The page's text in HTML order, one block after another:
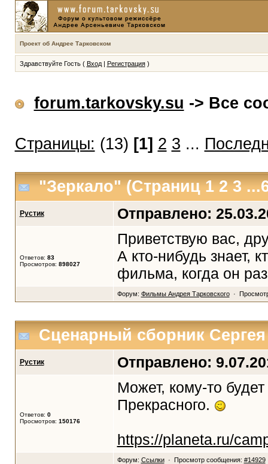
Проект об Андрее Тарковском
Здравствуйте Гость ( Вход| Регистрация)
forum.tarkovsky.su -> Все
Страницы: (13) [1] 2 3 ...
"Зеркало" (Страниц123
Рустик Отправлено:
Ответов: 83
Просмотров: 898027
Приветствую вас,
А кто-нибудь знает,
фильма, когда он
Форум: Фильмы Андрея Тарковского·
Сценарный сборник
Рустик Отправлено:
Ответов: 0
Просмотров: 150176
Может, кому-то
Прекрасного.
https://planeta.ru/
Форум: Ссылки· Просмотр сообщения: #14929